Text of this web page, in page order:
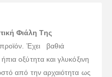
Φιάλη Της
προϊόν. Έχει βαθιά
οξύτητα και γλυκόξινη
από την αρχαιότητα ως